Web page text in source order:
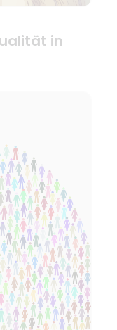
in